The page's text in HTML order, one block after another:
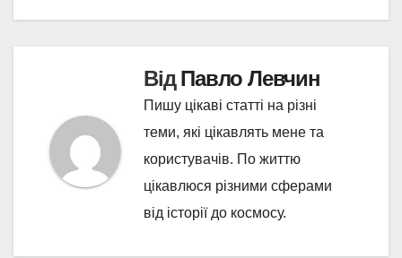
ВідПавло Левчин
Пишу цікаві статті на різні
теми, які цікавлять мене та
користувачів. По життю
цікавлюся різними сферами
від історії до космосу.